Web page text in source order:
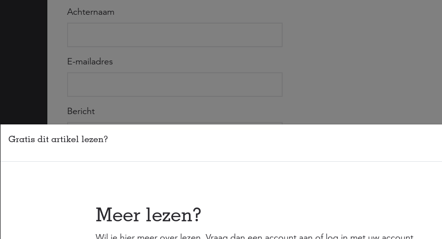
Gratis dit artikel lezen?
Meer lezen?
Achternaam
E-mailadres
Bericht
Hierbij geef ik toestemming dat de sociale zekerheidswijzer
contact met mij op mag nemen n.a.v. het ingevulde formulier